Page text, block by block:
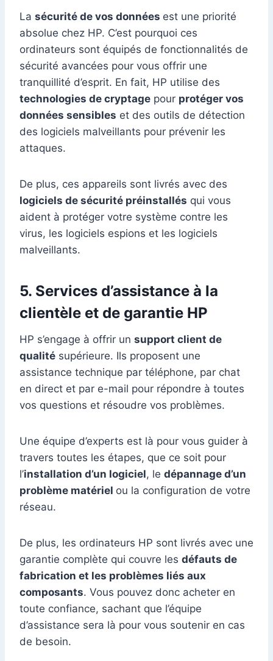
La sécurité de vos données est une priorité
absolue chez HP. C’est pourquoi ces
ordinateurs sont équipés de fonctionnalités de
sécurité avancées pour vous offrir une
tranquillité d’esprit. En fait, HP utilise des
technologies de cryptage pour protéger vos
données sensibles et des outils de détection
des logiciels malveillants pour prévenir les
attaques.
De plus, ces appareils sont livrés avec des
logiciels de sécurité préinstallés qui vous
aident à protéger votre système contre les
virus, les logiciels espions et les logiciels
malveillants.
5. Services d’assistance à la
clientèle et de garantie HP
HP s’engage à offrir un support client de
qualité supérieure. Ils proposent une
assistance technique par téléphone, par chat
en direct et par e-mail pour répondre à toutes
vos questions et résoudre vos problèmes.
Une équipe d’experts est là pour vous guider à
travers toutes les étapes, que ce soit pour
l’installation d’un logiciel, le dépannage d’un
problème matériel ou la configuration de votre
réseau.
De plus, les ordinateurs HP sont livrés avec une
garantie complète qui couvre les défauts de
fabrication et les problèmes liés aux
composants. Vous pouvez donc acheter en
toute confiance, sachant que l’équipe
d’assistance sera là pour vous soutenir en cas
de besoin.